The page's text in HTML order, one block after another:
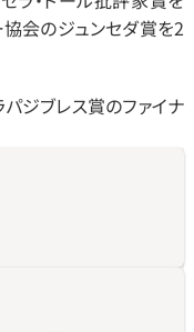
協会のジュンセダ賞を2
ジブレス賞のファイナ